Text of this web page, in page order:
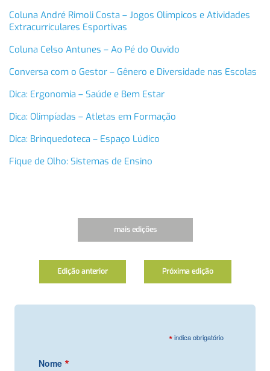
Coluna André Rimoli Costa – Jogos Olímpicos e Atividades
Extracurriculares Esportivas
Coluna Celso Antunes – Ao Pé do Ouvido
Conversa com o Gestor – Gênero e Diversidade nas Escolas
Dica: Ergonomia – Saúde e Bem Estar
Dica: Olimpíadas – Atletas em Formação
Dica: Brinquedoteca – Espaço Lúdico
Fique de Olho: Sistemas de Ensino
mais edições
Edição anterior Próxima edição
*indica obrigatório
Nome *